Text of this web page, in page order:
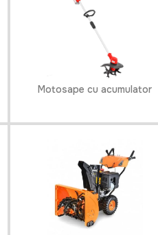
Motosape cu acumulator